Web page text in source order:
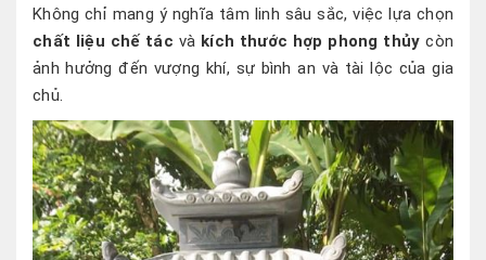
Không chỉ mang ý nghĩa tâm linh sâu sắc, việc lựa chọn
chất liệu chế tác và kích thước hợp phong thủy còn
ảnh hưởng đến vượng khí, sự bình an và tài lộc của gia
chủ.